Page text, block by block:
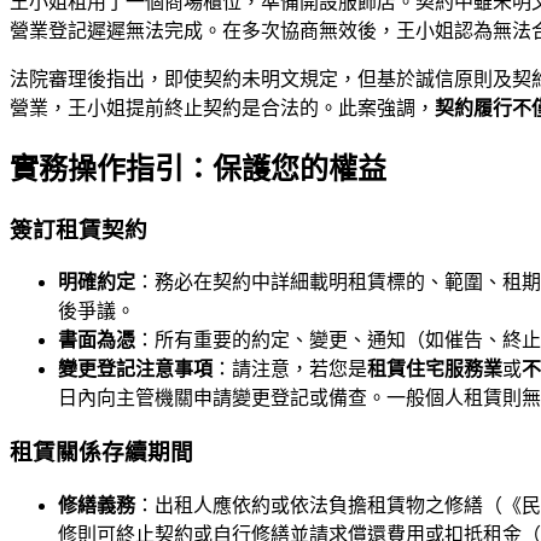
營業登記遲遲無法完成。在多次協商無效後，王小姐認為無
法院審理後指出，即使契約未明文規定，但基於誠信原則及
營業，王小姐提前終止契約是合法的。此案強調， 契約履行不
實務操作指引：保護您的權益
簽訂租賃契約
明確約定 ：務必在契約中詳細載明租賃標的、範圍、租
後爭議。
書面為憑 ：所有重要的約定、變更、通知（如催告、終
變更登記注意事項 ：請注意，若您是租賃住宅服務業或
日內向主管機關申請變更登記或備查。一般個人租賃則
租賃關係存續期間
修繕義務：出租人應依約或依法負擔租賃物之修繕（《
修則可終止契約或自行修繕並請求償還費用或扣抵租金